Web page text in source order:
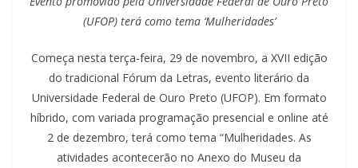
(UFOP) terá como tema ‘Mulheridades’
Começa nesta terça-feira, 29 de novembro, a XVII edição
do tradicional Fórum da Letras, evento literário da
Universidade Federal de Ouro Preto (UFOP). Em formato
híbrido, com variada programação presencial e online até
2 de dezembro, terá como tema “Mulheridades. As
atividades acontecerão no Anexo do Museu da